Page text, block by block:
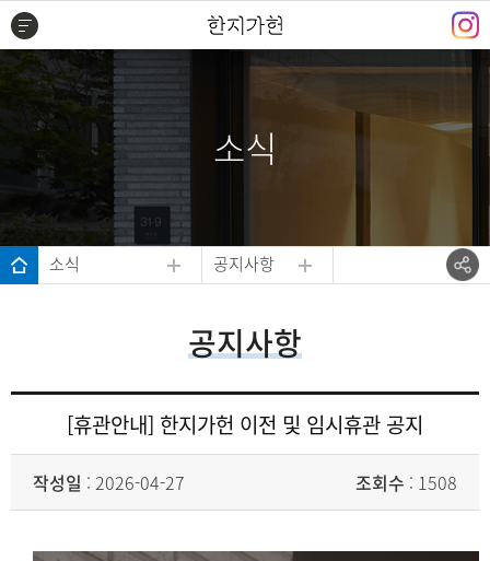
본문 바로가기
주메뉴 바로가기
하단 바로가기
소식
소식 공지사항
공지사항
[휴관안내] 한지가헌 이전 및 임시휴관 공지
작성일 : 2026-04-27 조회수 : 1508